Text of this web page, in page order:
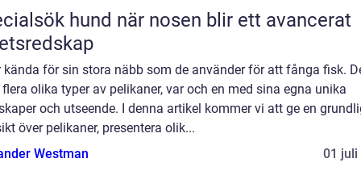
hund när nosen blir ett avancerat
kända för sin stora näbb som de använder för att fånga fisk.
olika typer av pelikaner, var och en med sina egna unika
och utseende. I denna artikel kommer vi att ge en
över pelikaner, presentera olik...
Westman
01 juli